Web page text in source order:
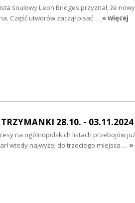
soulowy Leon Bridges przyznał, że
Część utworów zaczął pisać… » więcej
TRZYMANKI 28.10. - 03.11.2024
na ogólnopolskich listach przebojów
wtedy najwyżej do trzeciego miejsca… »